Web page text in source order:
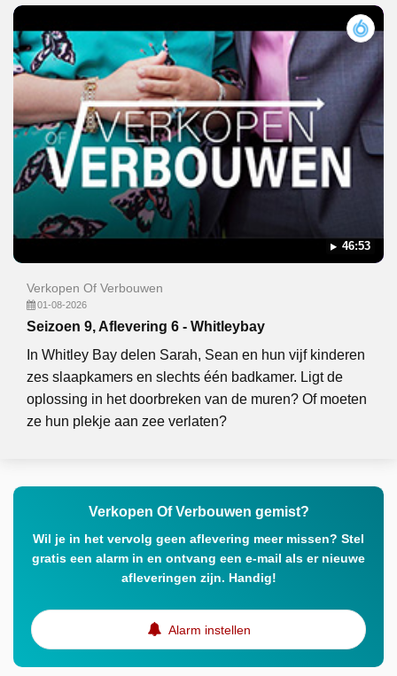
46:53
Verkopen Of Verbouwen
01-08-2026
Seizoen 9, Aflevering 6 - Whitleybay
In Whitley Bay delen Sarah, Sean en hun vijf kinderen
zes slaapkamers en slechts één badkamer. Ligt de
oplossing in het doorbreken van de muren? Of moeten
ze hun plekje aan zee verlaten?
Verkopen Of Verbouwen gemist?
Wil je in het vervolg geen aflevering meer missen? Stel
gratis een alarm in en ontvang een e-mail als er nieuwe
afleveringen zijn. Handig!
Alarm instellen